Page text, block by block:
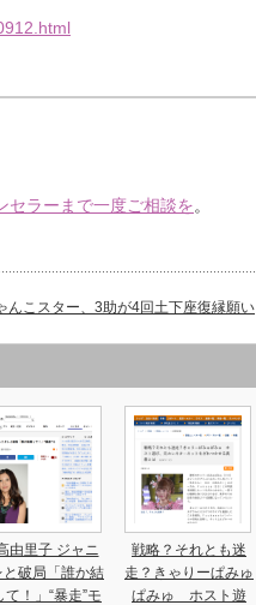
セラーまで一度ご相談を。
んこスター、3助が4回土下座復縁願い
由里子 ジャニ
と破局「誰か結
て！」“暴走”モ
戦略？それとも迷
走？きゃりーぱみゅ
ぱみゅ ホスト遊